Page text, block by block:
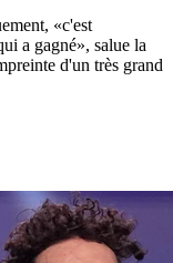
«c'est
a gagné», salue la
d'un très grand